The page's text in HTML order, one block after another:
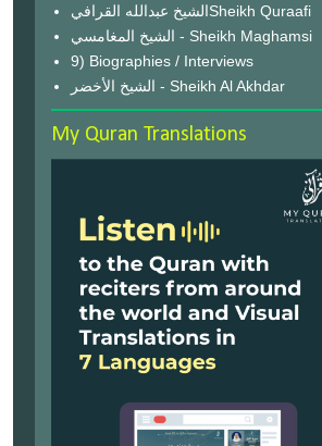
الشيخ عبدالله القرافيSheikh Quraafi
الشيخ المغامسي - Sheikh Maghamsi
9) Biographies / Interviews
الشيخ الأخضر - Sheikh Al Akhdar
My Quran Translations